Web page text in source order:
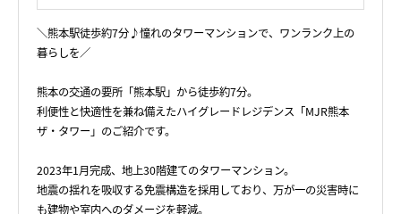
＼熊本駅徒歩約7分♪憧れのタワーマンションで、ワンランク上の
暮らしを／
熊本の交通の要所「熊本駅」から徒歩約7分。
利便性と快適性を兼ね備えたハイグレードレジデンス「MJR熊本
ザ・タワー」のご紹介です。
2023年1月完成、地上30階建てのタワーマンション。
地震の揺れを吸収する免震構造を採用しており、万が一の災害時に
も建物や室内へのダメージを軽減。